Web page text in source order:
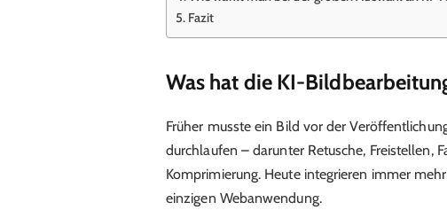
Fazit
Was hat die KI-
Früher musste ein Bild vor der
durchlaufen – darunter Retusche, Freistellen,
Komprimierung. Heute integrieren immer
einzigen Webanwendung.